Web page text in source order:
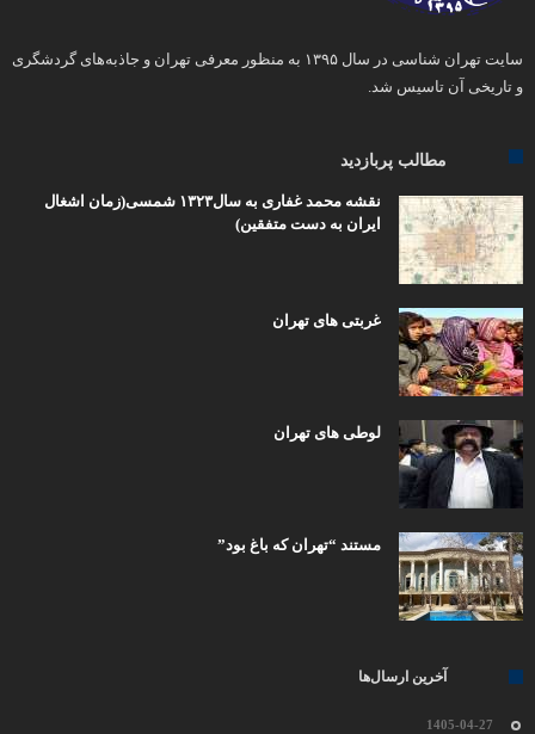
سایت تهران شناسی در سال ۱۳۹۵ به منظور معرفی تهران و جاذبه‌های گردشگری
و تاریخی آن تاسیس شد.
مطالب پربازدید
نقشه محمد غفاری به سال۱۳۲۳ شمسی(زمان اشغال
ایران به دست متفقین)
غربتی های تهران
لوطی های تهران
مستند “تهران که باغ بود”
آخرین ارسال‌ها
1405-04-27